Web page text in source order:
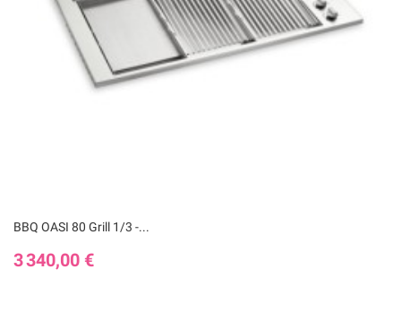
BBQ OASI 80 Grill 1/3 -...
Prix
3 340,00 €